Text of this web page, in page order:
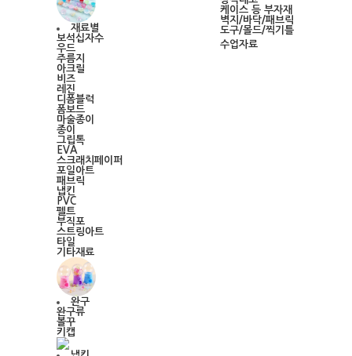
재료별
보석십자수
우드
주름지
아크릴
비즈
레진
디폼블럭
폼보드
마술종이
종이
그립톡
EVA
스크래치페이퍼
포일아트
패브릭
냅킨
PVC
펠트
부직포
스트링아트
타일
기타재료
완구
완구류
볼꾸
키캡
케이스 등 부자재
벽지/바닥/패브릭
도구/몰드/찍기틀
수업자료